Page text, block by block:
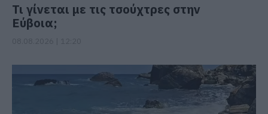
Τι γίνεται με τις τσούχτρες στην
Εύβοια;